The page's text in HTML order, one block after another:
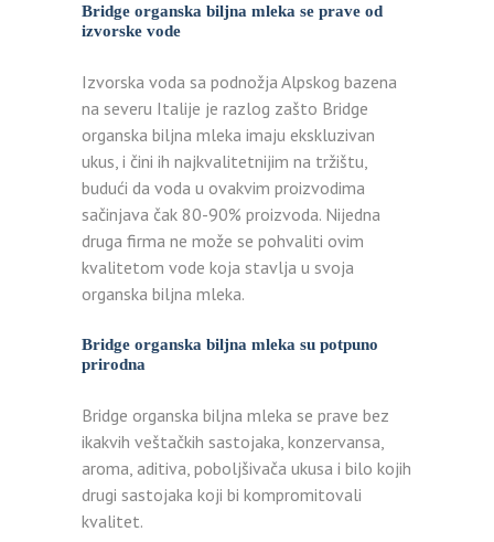
Bridge organska biljna mleka se prave od
izvorske vode
Izvorska voda sa podnožja Alpskog bazena
na severu Italije je razlog zašto Bridge
organska biljna mleka imaju ekskluzivan
ukus, i čini ih najkvalitetnijim na tržištu,
budući da voda u ovakvim proizvodima
sačinjava čak 80-90% proizvoda. Nijedna
druga firma ne može se pohvaliti ovim
kvalitetom vode koja stavlja u svoja
organska biljna mleka.
Bridge organska biljna mleka su potpuno
prirodna
Bridge organska biljna mleka se prave bez
ikakvih veštačkih sastojaka, konzervansa,
aroma, aditiva, poboljšivača ukusa i bilo kojih
drugi sastojaka koji bi kompromitovali
kvalitet.